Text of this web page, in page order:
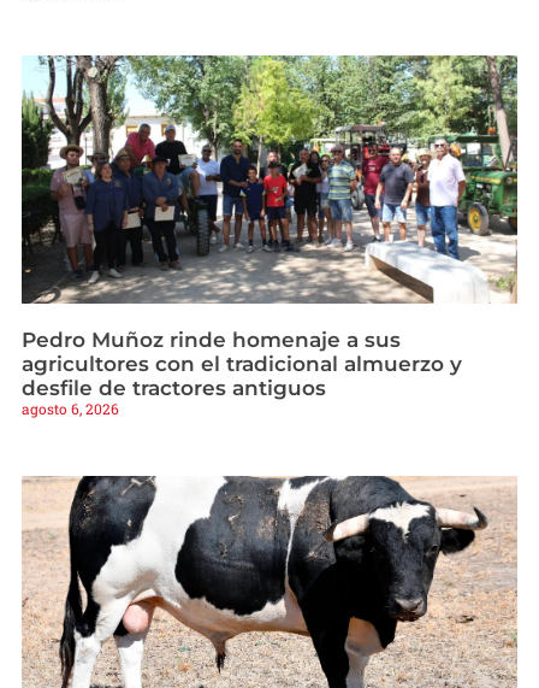
Pedro Muñoz rinde homenaje a sus
agricultores con el tradicional almuerzo y
desfile de tractores antiguos
agosto 6, 2026